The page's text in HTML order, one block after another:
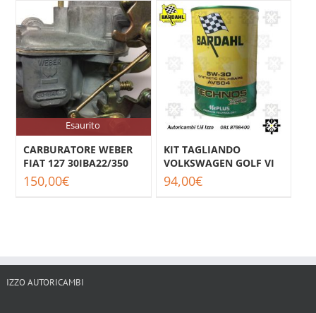
Esaurito
CARBURATORE WEBER
FIAT 127 30IBA22/350
150,00€
KIT TAGLIANDO
VOLKSWAGEN GOLF VI
94,00€
IZZO AUTORICAMBI